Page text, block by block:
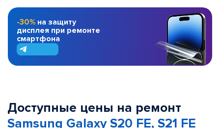
-30% на защиту
дисплея при ремонте
смартфона
Доступные цены на ремонт
Samsung Galaxy S20 FE, S21 FE